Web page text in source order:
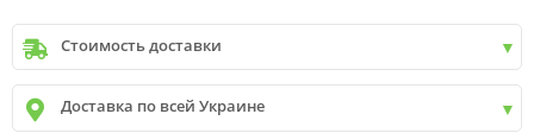
Стоимость доставки
Киевдо9999 грн. -400 грн.
Киевот9999 грн - БЕСПЛАТНО
Доставка по всей Украине